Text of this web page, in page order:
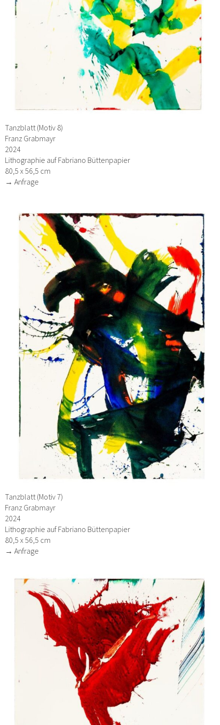
Tanzblatt (Motiv 8)
Franz Grabmayr
2024
Lithographie auf Fabriano Büttenpapier
80,5 x 56,5 cm
→ Anfrage
Tanzblatt (Motiv 7)
Franz Grabmayr
2024
Lithographie auf Fabriano Büttenpapier
80,5 x 56,5 cm
→ Anfrage